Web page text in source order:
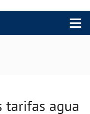
Menu
tarifas agua